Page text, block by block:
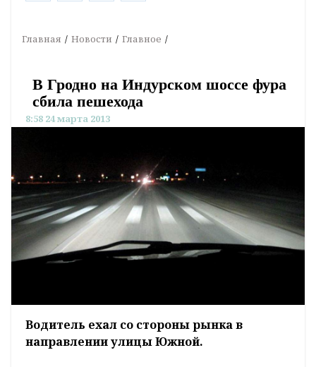
Главная Новости Главное
В Гродно на Индурском шоссе фура
сбила пешехода
8:58 24 марта 2013
Водитель ехал со стороны рынка в
направлении улицы Южной.